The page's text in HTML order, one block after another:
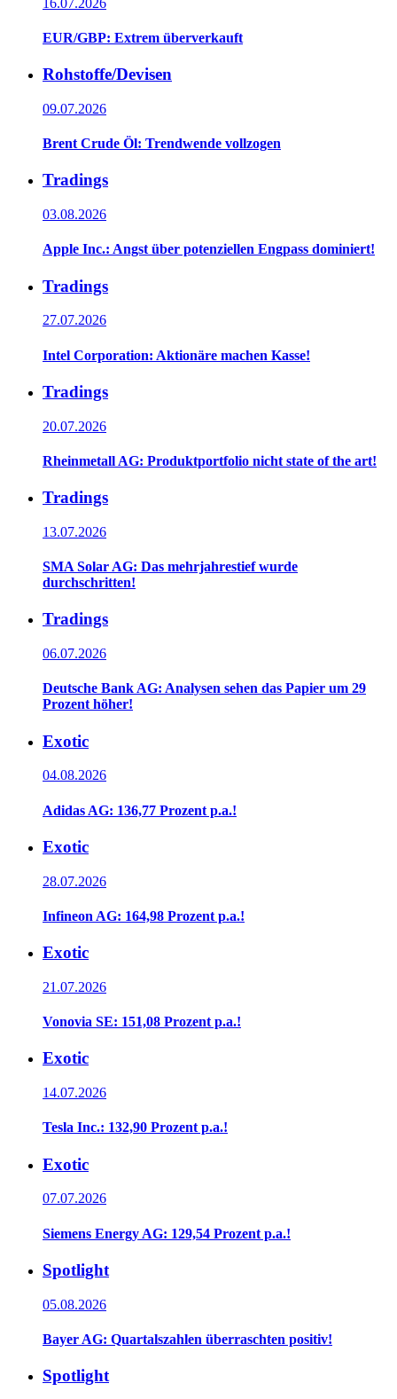
EUR/GBP: Extrem überverkauft
Rohstoffe/Devisen
09.07.2026
Brent Crude Öl: Trendwende vollzogen
Tradings
03.08.2026
Apple Inc.: Angst über potenziellen Engpass dominiert!
Tradings
27.07.2026
Intel Corporation: Aktionäre machen Kasse!
Tradings
20.07.2026
Rheinmetall AG: Produktportfolio nicht state of the art!
Tradings
13.07.2026
SMA Solar AG: Das mehrjahrestief wurde
durchschritten!
Tradings
06.07.2026
Deutsche Bank AG: Analysen sehen das Papier um 29
Prozent höher!
Exotic
04.08.2026
Adidas AG: 136,77 Prozent p.a.!
Exotic
28.07.2026
Infineon AG: 164,98 Prozent p.a.!
Exotic
21.07.2026
Vonovia SE: 151,08 Prozent p.a.!
Exotic
14.07.2026
Tesla Inc.: 132,90 Prozent p.a.!
Exotic
07.07.2026
Siemens Energy AG: 129,54 Prozent p.a.!
Spotlight
05.08.2026
Bayer AG: Quartalszahlen überraschten positiv!
Spotlight